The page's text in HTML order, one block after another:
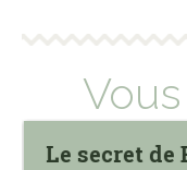
Le secret de